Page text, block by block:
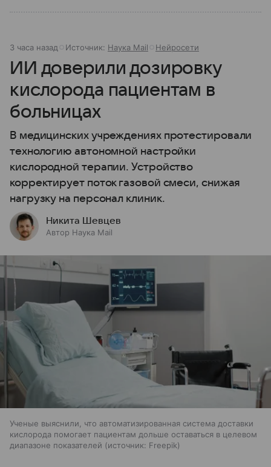
3 часа назад Источник: Наука Mail Нейросети
ИИ доверили дозировку
кислорода пациентам в
больницах
В медицинских учреждениях протестировали
технологию автономной настройки
кислородной терапии. Устройство
корректирует поток газовой смеси, снижая
нагрузку на персонал клиник.
Никита Шевцев
Автор Наука Mail
Ученые выяснили, что автоматизированная система доставки
кислорода помогает пациентам дольше оставаться в целевом
диапазоне показателей
источник: Freepik